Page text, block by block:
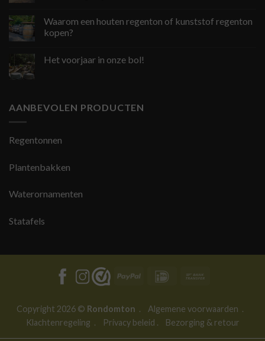
Waarom een houten regenton of kunststof regenton
kopen?
Het voorjaar in onze bol!
AANBEVOLEN PRODUCTEN
Regentonnen
Plantenbakken
Waterornamenten
Statafels
PayPal IDeal
Copyright 2026 © Rondomton . Algemene voorwaarden .
Klachtenregeling . Privacy beleid . Bezorging & retour